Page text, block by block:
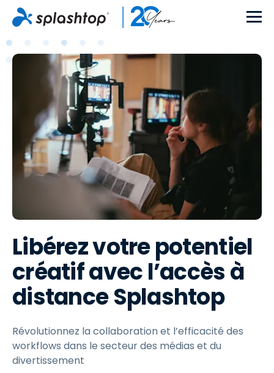
Libérez votre potentiel
créatif avec l’accès à
distance Splashtop
Révolutionnez la collaboration et l’efficacité des
workflows dans le secteur des médias et du
divertissement